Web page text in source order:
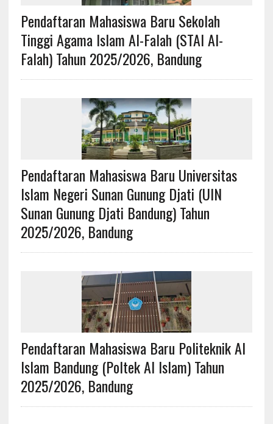
Pendaftaran Mahasiswa Baru Sekolah
Tinggi Agama Islam Al-Falah (STAI Al-
Falah) Tahun 2025/2026, Bandung
Pendaftaran Mahasiswa Baru Universitas
Islam Negeri Sunan Gunung Djati (UIN
Sunan Gunung Djati Bandung) Tahun
2025/2026, Bandung
Pendaftaran Mahasiswa Baru Politeknik Al
Islam Bandung (Poltek Al Islam) Tahun
2025/2026, Bandung